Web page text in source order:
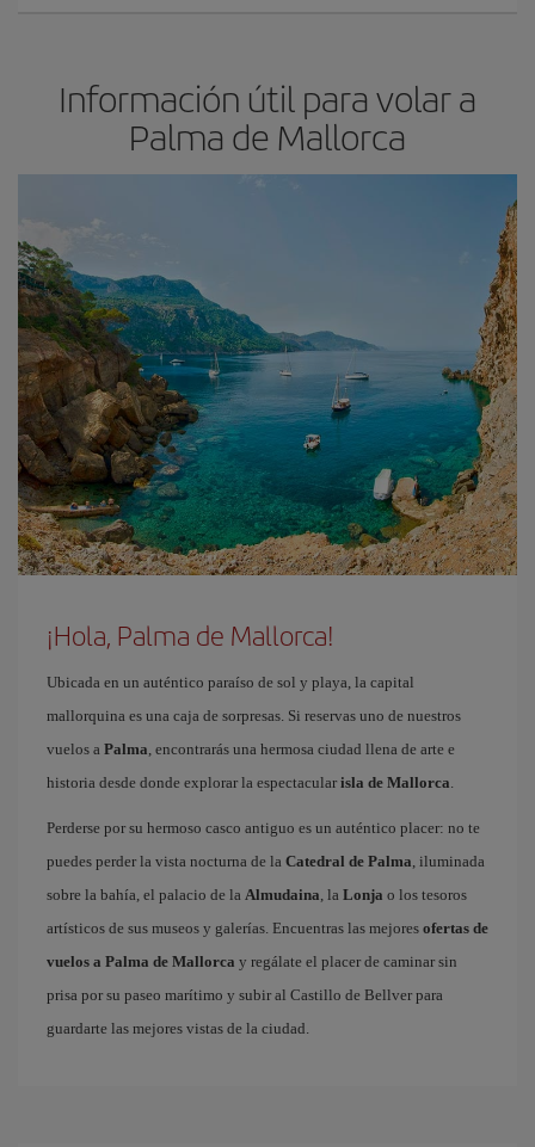
Información útil para volar a
Palma de Mallorca
¡Hola, Palma de Mallorca!
Ubicada en un auténtico paraíso de sol y playa, la capital
mallorquina es una caja de sorpresas. Si reservas uno de nuestros
vuelos a Palma, encontrarás una hermosa ciudad llena de arte e
historia desde donde explorar la espectacular isla de Mallorca.
Perderse por su hermoso casco antiguo es un auténtico placer: no te
puedes perder la vista nocturna de la Catedral de Palma, iluminada
sobre la bahía, el palacio de la Almudaina, la Lonja o los tesoros
artísticos de sus museos y galerías. Encuentras las mejores ofertas de
vuelos a Palma de Mallorca y regálate el placer de caminar sin
prisa por su paseo marítimo y subir al Castillo de Bellver para
guardarte las mejores vistas de la ciudad.